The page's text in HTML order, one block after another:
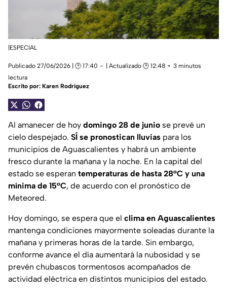
|ESPECIAL
Publicado 27/06/2026 | 🕑 17:40 | Actualizado 🕑 12:48
3 minutos
lectura
Escrito por: Karen Rodríguez
Al amanecer de hoy domingo 28 de junio se prevé un
cielo despejado. SÍ se pronostican lluvias para los
municipios de Aguascalientes y habrá un ambiente
fresco durante la mañana y la noche. En la capital del
estado se esperan temperaturas de hasta 28°C y una
mínima de 15°C, de acuerdo con el pronóstico de
Meteored.
Hoy domingo, se espera que el clima en Aguascalientes
mantenga condiciones mayormente soleadas durante la
mañana y primeras horas de la tarde. Sin embargo,
conforme avance el día aumentará la nubosidad y se
prevén chubascos tormentosos acompañados de
actividad eléctrica en distintos municipios del estado.